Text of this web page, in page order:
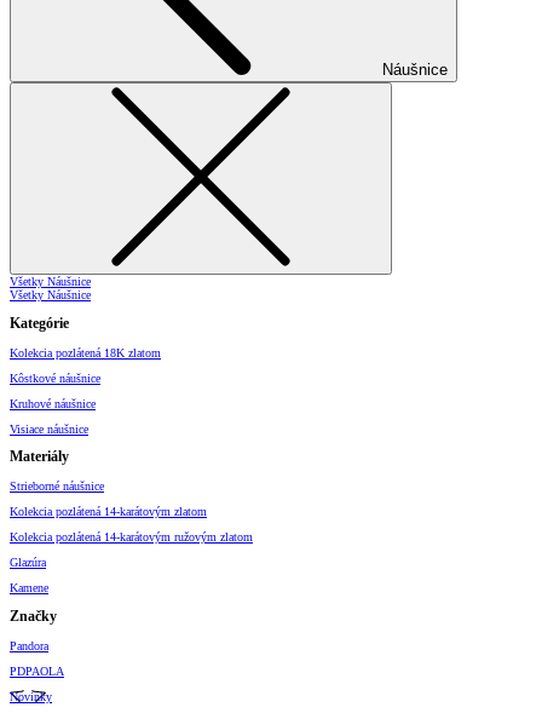
Náušnice
Všetky Náušnice
Všetky Náušnice
Kategórie
Kolekcia pozlátená 18K zlatom
Kôstkové náušnice
Kruhové náušnice
Visiace náušnice
Materiály
Strieborné náušnice
Kolekcia pozlátená 14-karátovým zlatom
Kolekcia pozlátená 14-karátovým ružovým zlatom
Glazúra
Kamene
Značky
Pandora
PDPAOLA
Novinky